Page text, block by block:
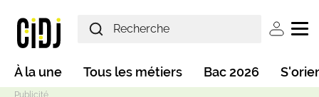
User
Main navigation
À la une Tous les métiers Bac 2026